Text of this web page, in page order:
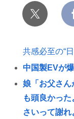
共感必至の“
中国製EVが
娘「お父さん
も頭良かっ
さいって謝れ